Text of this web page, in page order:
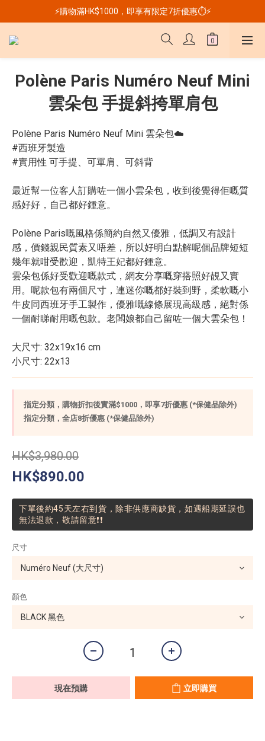
⚡購物滿HK$1000，即享有限定7折優惠⏱️⚡
Polène Paris Numéro Neuf Mini
雲朵包 手提斜挎單肩包
Polène Paris Numéro Neuf Mini 雲朵包☁️
#西班牙製造
#實用性 可手提、可單肩、可斜背
最近幫一位客人訂購咗一個小雲朵包，收到後覺得佢嘅質
感好好，自己都好鍾意。
Polène Paris嘅風格係簡約自然又優雅，低調又有設計
感，價錢親民質素又唔差，所以好明白點解呢個品牌短短
幾年就咁受歡迎，凱特王妃都好鍾意。
雲朵包係好受歡迎嘅款式，網友分享嘅穿搭照好靚又實
用。呢款包有兩個尺寸，連迷你嘅都好裝到野，柔軟嘅小
牛皮同西班牙手工製作，優雅嘅線條展現高級感，絕對係
一個耐睇耐用嘅包款。老闆娘都自己留咗一個大雲朵包！
大尺寸: 32x19x16 cm
小尺寸: 22x13
指定分類，購物折扣後實滿$1000，即享7折優惠 (*保健品除外)
指定分類，全店8折優惠 (*保健品除外)
HK$3,980.00
HK$890.00
下單後約45天左右到貨，除非供應商缺貨，如遇船期延誤也
無法退款，敬請留意❗❗
尺寸
顏色
現在預購 立即購買